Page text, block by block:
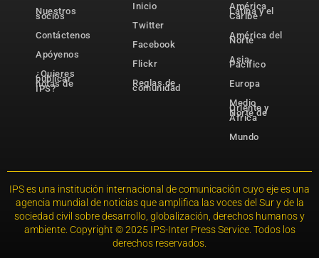
Nuestros
socios
Contáctenos
Apóyenos
¿Quieres
publicar
notas de
IPS?
Inicio
Twitter
Facebook
Flickr
Reglas de
comunidad
América
Latina y el
Caribe
América del
Norte
Asia-
Pacífico
Europa
Medio
Oriente y
Norte de
África
Mundo
IPS es una institución internacional de comunicación cuyo eje es una
agencia mundial de noticias que amplifica las voces del Sur y de la
sociedad civil sobre desarrollo, globalización, derechos humanos y
ambiente. Copyright © 2025 IPS-Inter Press Service. Todos los
derechos reservados.